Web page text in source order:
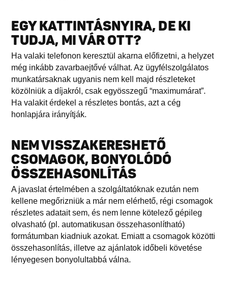
EGY KATTINTÁSNYIRA, DE KI
TUDJA, MI VÁR OTT?
Ha valaki telefonon keresztül akarna előfizetni, a helyzet
még inkább zavarbaejtővé válhat. Az ügyfélszolgálatos
munkatársaknak ugyanis nem kell majd részleteket
közölniük a díjakról, csak egyösszegű “maximumárat”.
Ha valakit érdekel a részletes bontás, azt a cég
honlapjára irányítják.
NEM VISSZAKERESHETŐ
CSOMAGOK, BONYOLÓDÓ
ÖSSZEHASONLÍTÁS
A javaslat értelmében a szolgáltatóknak ezután nem
kellene megőrizniük a már nem elérhető, régi csomagok
részletes adatait sem, és nem lenne kötelező gépileg
olvasható (pl. automatikusan összehasonlítható)
formátumban kiadniuk azokat. Emiatt a csomagok közötti
összehasonlítás, illetve az ajánlatok időbeli követése
lényegesen bonyolultabbá válna.